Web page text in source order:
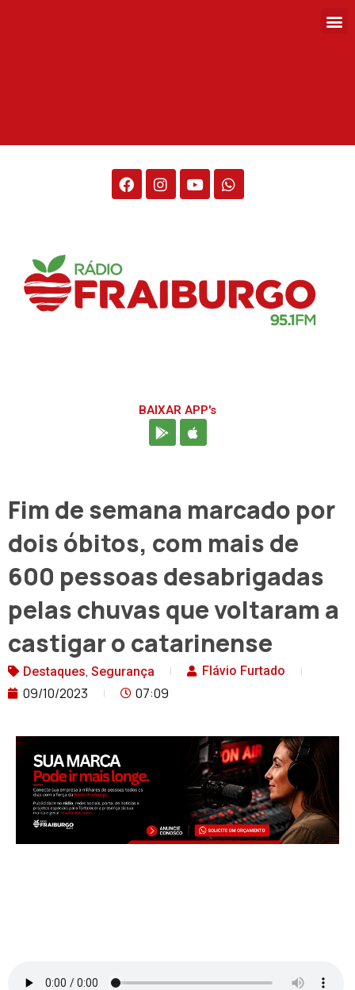
BAIXAR APP's
Fim de semana marcado por
dois óbitos, com mais de
600 pessoas desabrigadas
pelas chuvas que voltaram a
castigar o catarinense
Destaques, Segurança Flávio Furtado
09/10/2023 07:09